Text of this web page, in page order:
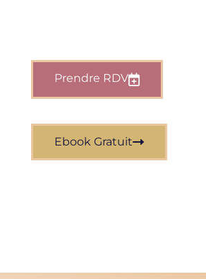
Prendre RDV
Ebook Gratuit